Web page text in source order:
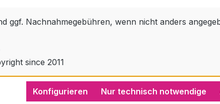
ggf. Nachnahmegebühren, wenn nicht anders
since 2011
Nur technisch notwendige
Konfigurieren